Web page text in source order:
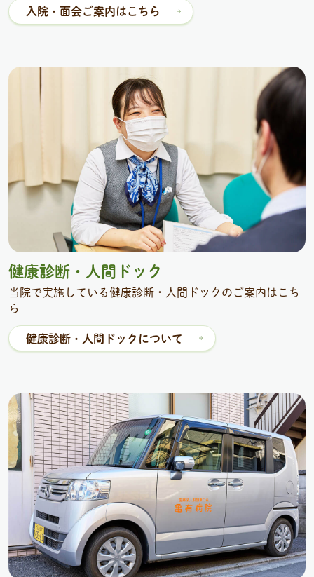
入院・面会ご案内はこちら
健康診断・人間ドック
当院で実施している健康診断・人間ドックのご案内はこち
ら
健康診断・人間ドックについて